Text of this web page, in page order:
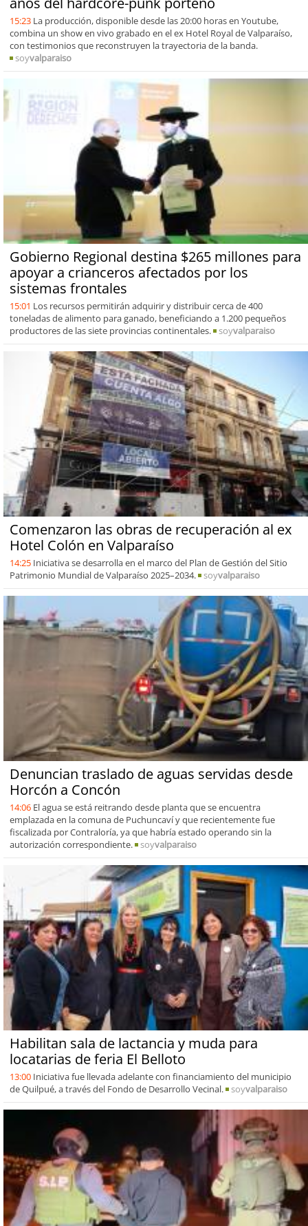
15:23 La producción, disponible desde las 20:00 horas en Youtube,
combina un show en vivo grabado en el ex Hotel Royal de Valparaíso,
con testimonios que reconstruyen la trayectoria de la banda.
soyvalparaiso
Gobierno Regional destina $265 millones para
apoyar a crianceros afectados por los
sistemas frontales
15:01 Los recursos permitirán adquirir y distribuir cerca de 400
toneladas de alimento para ganado, beneficiando a 1.200 pequeños
productores de las siete provincias continentales.
soyvalparaiso
Comenzaron las obras de recuperación al ex
Hotel Colón en Valparaíso
14:25 Iniciativa se desarrolla en el marco del Plan de Gestión del Sitio
Patrimonio Mundial de Valparaíso 2025–2034.
soyvalparaiso
Denuncian traslado de aguas servidas desde
Horcón a Concón
14:06 El agua se está reitrando desde planta que se encuentra
emplazada en la comuna de Puchuncaví y que recientemente fue
fiscalizada por Contraloría, ya que habría estado operando sin la
autorización correspondiente.
soyvalparaiso
Habilitan sala de lactancia y muda para
locatarias de feria El Belloto
13:00 Iniciativa fue llevada adelante con financiamiento del municipio
de Quilpué, a través del Fondo de Desarrollo Vecinal.
soyvalparaiso